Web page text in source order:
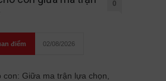
0
điểm 02/08/2026
con: Giữa ma trận lựa chọn,